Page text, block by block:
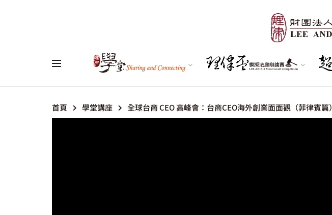
首頁 學堂講座 全球台商 CEO 高峰會：台商CEO海外創業面面觀（菲律賓篇）